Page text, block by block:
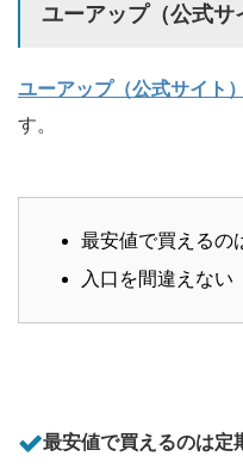
ユーアップ（公式サ
ユーアップ（公式サイト）
す。
最安値で買えるの
入口を間違えない
最安値で買えるのは定